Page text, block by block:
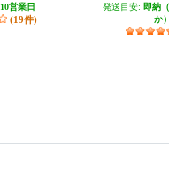
10営業日
(19件)
発送目安: 即納
か）